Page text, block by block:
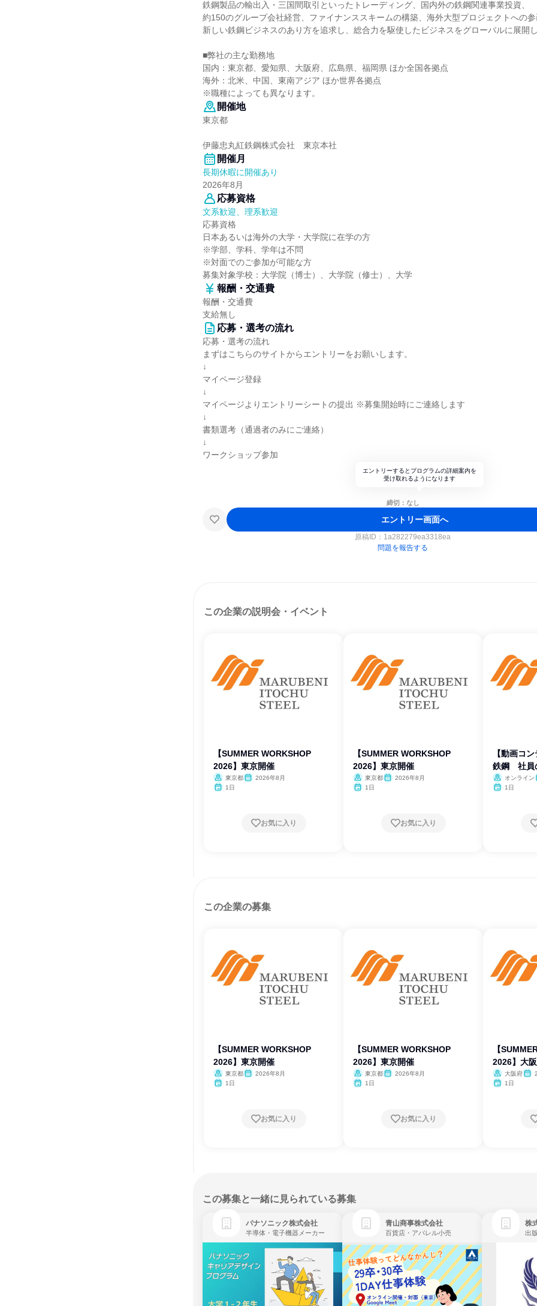
鉄鋼製品の輸出入・三国間取引といったトレーディング、国内外の鉄鋼関連事業投資、
約150のグループ会社経営、ファイナンススキームの構築、海外大型プロジェクトへの参
新しい鉄鋼ビジネスのあり方を追求し、総合力を駆使したビジネスをグローバルに展開し
■弊社の主な勤務地
国内：東京都、愛知県、大阪府、広島県、福岡県 ほか全国各拠点
海外：北米、中国、東南アジア ほか世界各拠点
※職種によっても異なります。
開催地
東京都
伊藤忠丸紅鉄鋼株式会社 東京本社
開催月
長期休暇に開催あり
2026年8月
応募資格
文系歓迎、理系歓迎
応募資格
日本あるいは海外の大学・大学院に在学の方
※学部、学科、学年は不問
※対面でのご参加が可能な方
募集対象学校：大学院（博士）、大学院（修士）、大学
報酬・交通費
報酬・交通費
支給無し
応募・選考の流れ
応募・選考の流れ
まずはこちらのサイトからエントリーをお願いします。
↓
マイページ登録
↓
マイページよりエントリーシートの提出 ※募集開始時にご連絡します
↓
書類選考（通過者のみにご連絡）
↓
ワークショップ参加
エントリーするとプログラムの詳細案内を
受け取れるようになります
締切：なし
エントリー画面へ
原稿ID： 1a282279ea3318ea
問題を報告する
この企業の説明会・イベント
【SUMMER WORKSHOP
2026】東京開催
東京都
2026年8月
1日
お気に入り
【SUMMER WORKSHOP
2026】東京開催
東京都
2026年8月
1日
お気に入り
【動画コ
鉄鋼 社員
オンライン
1日
この企業の募集
【SUMMER WORKSHOP
2026】東京開催
東京都
2026年8月
1日
お気に入り
【SUMMER WORKSHOP
2026】東京開催
東京都
2026年8月
1日
お気に入り
【
2026】大
大阪府
1日
この募集と一緒に見られている募集
パナソニック株式会社
半導体・電子機器メーカー
青山商事株式会社
百貨店・アパレル小売
株
出